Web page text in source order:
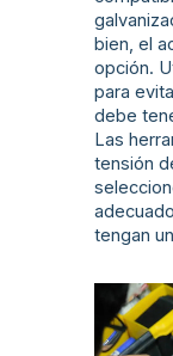
bien, el
opción.
para
debe
Las
tensión
tengan